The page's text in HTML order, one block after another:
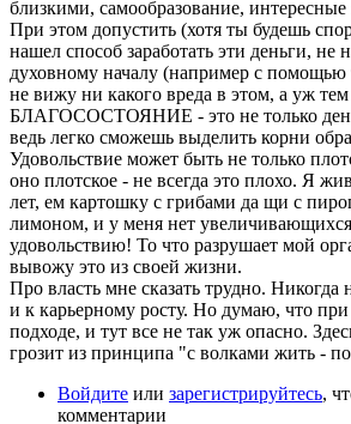
близкими, самообразование, интересные
При этом допустить (хотя ты будешь
нашел способ заработать эти деньги, не
духовному началу (например с помощью
не вижу ни какого вреда в этом, а уж
БЛАГОСОСТОЯНИЕ - это не только
ведь легко сможешь выделить корни
Удовольствие может быть не только
оно плотское - не всегда это плохо. Я
лет, ем картошку с грибами да щи с
лимоном, и у меня нет
удовольствию! То что разрушает мой
вывожу это из своей жизни.
Про власть мне сказать трудно. Никогда
и к карьерному росту. Но думаю, что
подходе, и тут все не так уж опасно.
грозит из принципа "с волками жить -
Войдите или зарегистрируйтесь,
комментарии